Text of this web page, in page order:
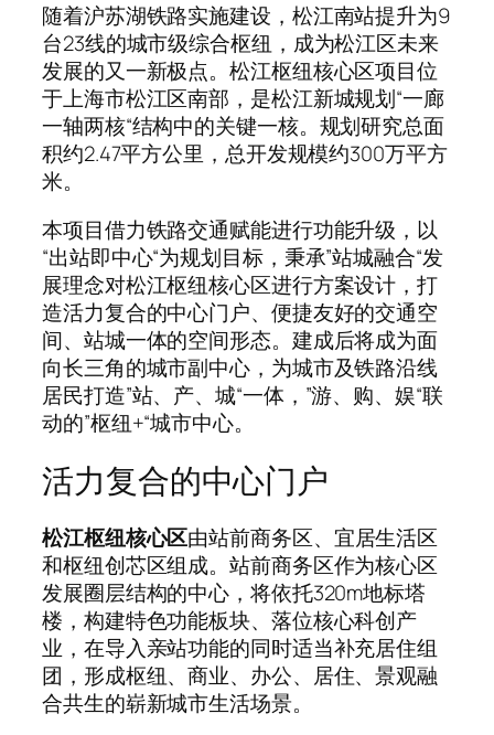
随着沪苏湖铁路实施建设，松江南站提升为9
台23线的城市级综合枢纽，成为松江区未来
发展的又一新极点。松江枢纽核心区项目位
于上海市松江区南部，是松江新城规划“一廊
一轴两核“结构中的关键一核。规划研究总面
积约2.47平方公里，总开发规模约300万平方
米。
本项目借力铁路交通赋能进行功能升级，以
“出站即中心“为规划目标，秉承”站城融合“发
展理念对松江枢纽核心区进行方案设计，打
造活力复合的中心门户、便捷友好的交通空
间、站城一体的空间形态。建成后将成为面
向长三角的城市副中心，为城市及铁路沿线
居民打造”站、产、城“一体，”游、购、娱“联
动的”枢纽+“城市中心。
活力复合的中心门户
松江枢纽核心区由站前商务区、宜居生活区
和枢纽创芯区组成。站前商务区作为核心区
发展圈层结构的中心，将依托320m地标塔
楼，构建特色功能板块、落位核心科创产
业，在导入亲站功能的同时适当补充居住组
团，形成枢纽、商业、办公、居住、景观融
合共生的崭新城市生活场景。